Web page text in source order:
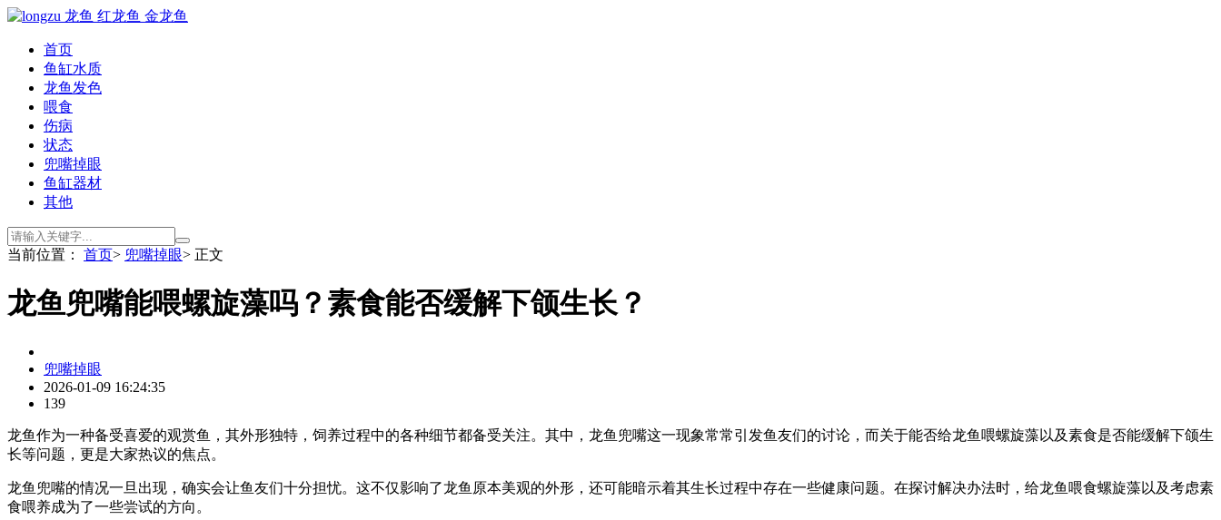
首页
鱼缸水质
龙鱼发色
喂食
伤病
状态
兜嘴掉眼
鱼缸器材
其他
当前位置： 首页> 兜嘴掉眼> 正文
龙鱼兜嘴能喂螺旋藻吗？素食能否缓解下颌生长？
兜嘴掉眼
2026-01-09 16:24:35
139
龙鱼作为一种备受喜爱的观赏鱼，其外形独特，饲养过程中的各种细节都备受关注。其中，龙鱼兜嘴这一现象常常引发鱼友们的讨论，而关于能否给龙鱼喂螺旋藻以及素食是否能缓解下颌生
长等问题，更是大家热议的焦点。
龙鱼兜嘴的情况一旦出现，确实会让鱼友们十分担忧。这不仅影响了龙鱼原本美观的外形，还可能暗示着其生长过程中存在一些健康问题。在探讨解决办法时，给龙鱼喂食螺旋藻以及考虑素
食喂养成为了一些尝试的方向。